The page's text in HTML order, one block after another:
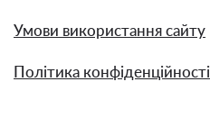
Умови використання сайту
Політика конфіденційності